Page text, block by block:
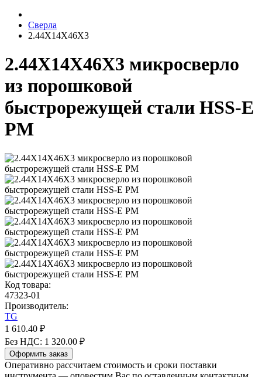
Сверла
2.44X14X46X3
2.44X14X46X3 микросверло
из порошковой
быстрорежущей стали HSS-E
PM
Код товара:
47323-01
Производитель:
TG
1 610.40 ₽
Без НДС: 1 320.00 ₽
Оформить заказ
Оперативно рассчитаем стоимость и сроки поставки